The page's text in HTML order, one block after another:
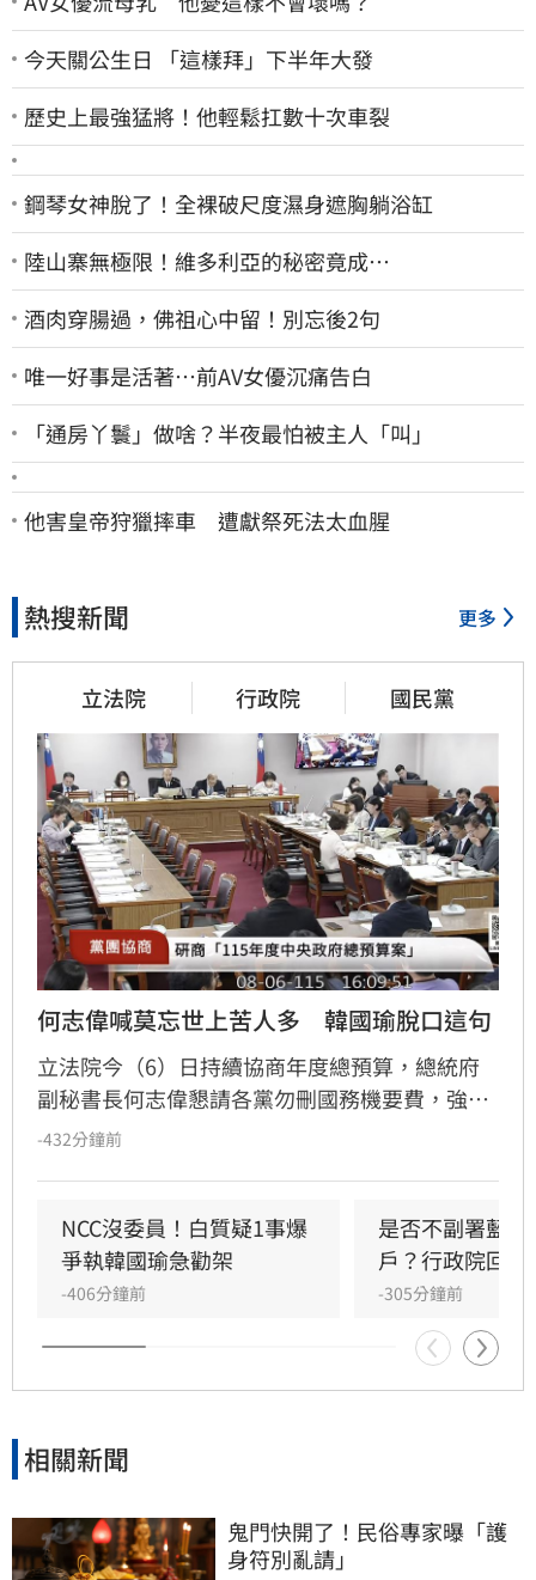
今天關公生日 「這樣拜」下半年大發
歷史上最強猛將！他輕鬆扛數十次車裂
鋼琴女神脫了！全裸破尺度濕身遮胸躺浴缸
陸山寨無極限！維多利亞的秘密竟成…
酒肉穿腸過，佛祖心中留！別忘後2句
唯一好事是活著…前AV女優沉痛告白
「通房丫鬟」做啥？半夜最怕被主人「叫」
他害皇帝狩獵摔車 遭獻祭死法太血腥
熱搜新聞 更多
立法院 行政院 國民黨
何志偉喊莫忘世上苦人多　韓國瑜脫口這句
立法院今（6）日持續協商年度總預算，總統府
副秘書長何志偉懇請各黨勿刪國務機要費，強調
其用於慰問弱勢及事故家屬，更喊出「莫忘世上
政癱瘓問題幾乎都是總統造成，立法院長韓國瑜
則表示「現在政黨協商，我表情已經很苦了你看
到沒有？」隨後裁示國務機要費預算全案保留。
-432分鐘前
NCC沒委員！白質疑1事爆
爭執韓國瑜急勸架
-406分鐘前
是否不副署藍
戶？行政院回應
-305分鐘前
相關新聞
鬼門快開了！民俗專家曝「護
身符別亂請」